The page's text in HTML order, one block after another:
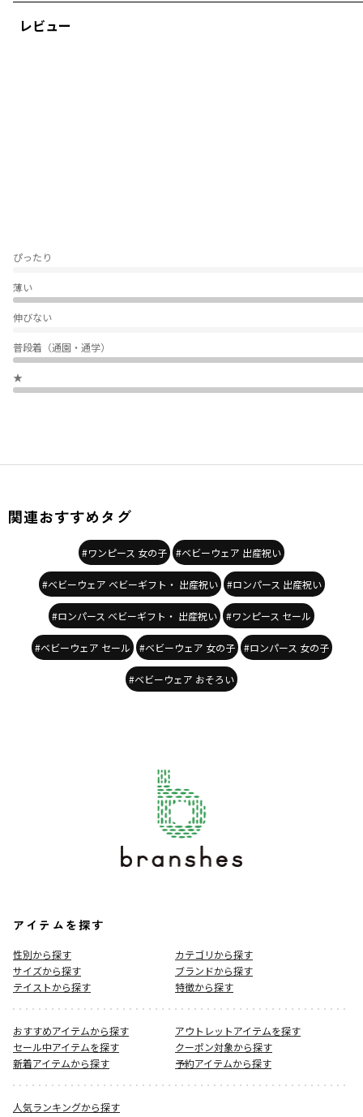
レビュー
ぴったり
薄い
伸びない
普段着（通園・通学）
★
関連おすすめタグ
#ワンピース 女の子 #ベビーウェア 出産祝い
#ベビーウェア ベビーギフト・ 出産祝い #ロンパース 出産祝い
#ロンパース ベビーギフト・ 出産祝い #ワンピース セール
#ベビーウェア セール #ベビーウェア 女の子 #ロンパース 女の子
#ベビーウェア おそろい
アイテムを探す
性別から探す
カテゴリから探す
サイズから探す
ブランドから探す
テイストから探す
特徴から探す
おすすめアイテムから探す
アウトレットアイテムを探す
セール中アイテムを探す
クーポン対象から探す
新着アイテムから探す
予約アイテムから探す
人気ランキングから探す